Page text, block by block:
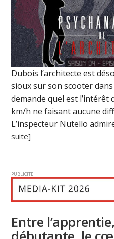
Dubois l’architecte est
sioux sur son scooter
demande quel est l’intérêt
km/h ne faisant aucune
L’inspecteur Nutello
suite]
PUBLICITE
Entre